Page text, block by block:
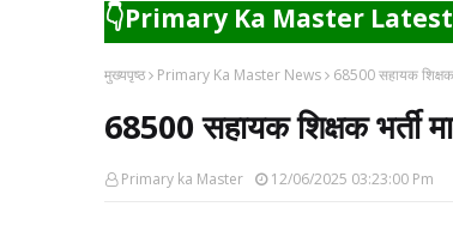
👇Primary Ka Master
मुख्यपृष्ठ Primary Ka Master News 68500 सहायक शिक्षक
68500 सहायक शिक्षक भर्ती
Primary ka Master 12/06/2025 03:23:00 Pm